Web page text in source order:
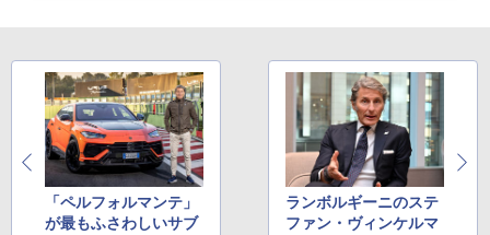
「ペルフォルマンテ」
が最もふさわしいサブ
ランボルギーニのステ
ファン・ヴィンケルマ